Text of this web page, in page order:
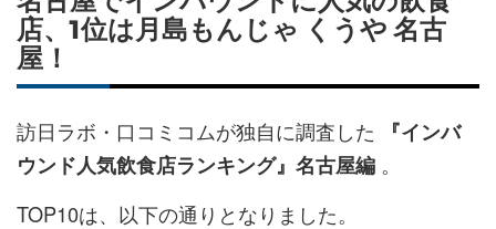
店、1位は月島もんじゃ くうや 名古
屋！
訪日ラボ・口コミコムが独自に調査した
『インバ
ウンド人気飲食店ランキング』名古屋編 。
TOP10は、以下の通りとなりました。